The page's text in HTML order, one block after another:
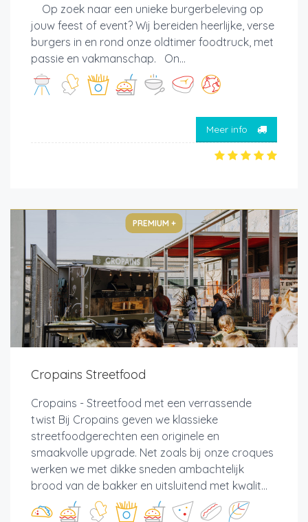
Op zoek naar een unieke burgerbeleving op
jouw feest of event? Wij bereiden heerlijke, verse
burgers in en rond onze oldtimer foodtruck, met
passie en vakmanschap. On...
Meer info
PREMIUM +
Cropains Streetfood
Cropains - Streetfood met een verrassende
twist Bij Cropains geven we klassieke
streetfoodgerechten een originele en
smaakvolle upgrade. Net zoals bij onze croques
werken we met dikke sneden ambachtelijk
brood van de bakker en uitsluitend met kwalit...